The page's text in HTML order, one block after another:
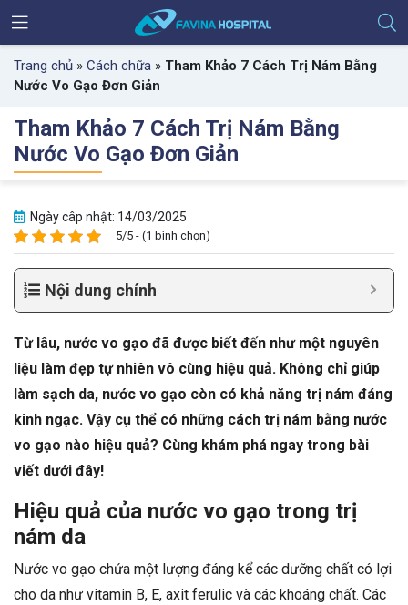
Trang chủ » Cách chữa » Tham Khảo 7 Cách Trị Nám Bằng
Nước Vo Gạo Đơn Giản
Tham Khảo 7 Cách Trị Nám Bằng
Nước Vo Gạo Đơn Giản
Ngày câp nhật: 14/03/2025
5/5 - (1 bình chọn)
Nội dung chính
Từ lâu, nước vo gạo đã được biết đến như một nguyên
liệu làm đẹp tự nhiên vô cùng hiệu quả. Không chỉ giúp
làm sạch da, nước vo gạo còn có khả năng trị nám đáng
kinh ngạc. Vậy cụ thể có những cách trị nám bằng nước
vo gạo nào hiệu quả? Cùng khám phá ngay trong bài
viết dưới đây!
Hiệu quả của nước vo gạo trong trị
nám da
Nước vo gạo chứa một lượng đáng kể các dưỡng chất có lợi
cho da như vitamin B, E, axit ferulic và các khoáng chất. Các